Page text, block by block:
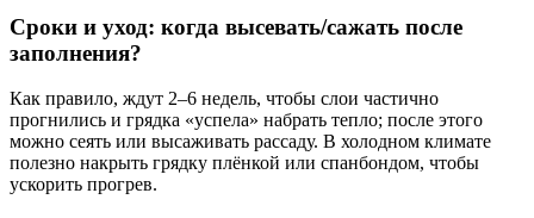
Сроки и уход: когда высевать/сажать после
заполнения?
Как правило, ждут 2–6 недель, чтобы слои частично
прогнились и грядка «успела» набрать тепло; после этого
можно сеять или высаживать рассаду. В холодном климате
полезно накрыть грядку плёнкой или спанбондом, чтобы
ускорить прогрев.